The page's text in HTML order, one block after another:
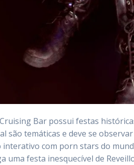
Bar possui festas
são temáticas e deve se
com porn stars do
uma festa inesquecível de